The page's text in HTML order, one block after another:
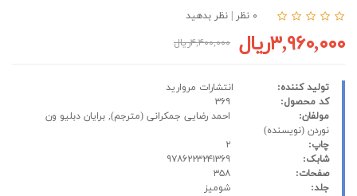
۰ نظر نظر بدهید
۳,۹۶۰,۰۰۰ریال ۴,۴۰۰,۰۰۰ریال
تولید کننده:
انتشارات مروارید
کد محصول:
مولفان:
احمد رضایی جمکرانی (مترجم), برایان دبلیو ون
نوردن (نویسنده)
چاپ:
شابک:
صفحات:
جلد:
شومیز